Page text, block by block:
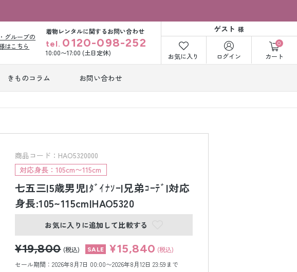
グループの
はこちら
着物レンタルに関するお問い合わせ
tel. 0120-098-252
10:00〜17:00 (土日定休)
ゲスト 様
お気に入り ログイン
0
カート
きものコラム お問い合わせ
産着レンタル
レンタル
タル
色打掛&紋付袴
白無垢&紋付袴
商品コード：HAO5320000
対応身長：105cm〜115cm
七五三|5歳男児|ﾀﾞｲﾅｿｰ|兄弟ｺｰﾃﾞ|対応
身長:105~115cm|HAO5320
お気に入りに追加して比較する
¥19,800 (税込) ¥15,840 (税込)
セール期間：2026年8月7日 00:00〜2026年8月12日 23:59まで